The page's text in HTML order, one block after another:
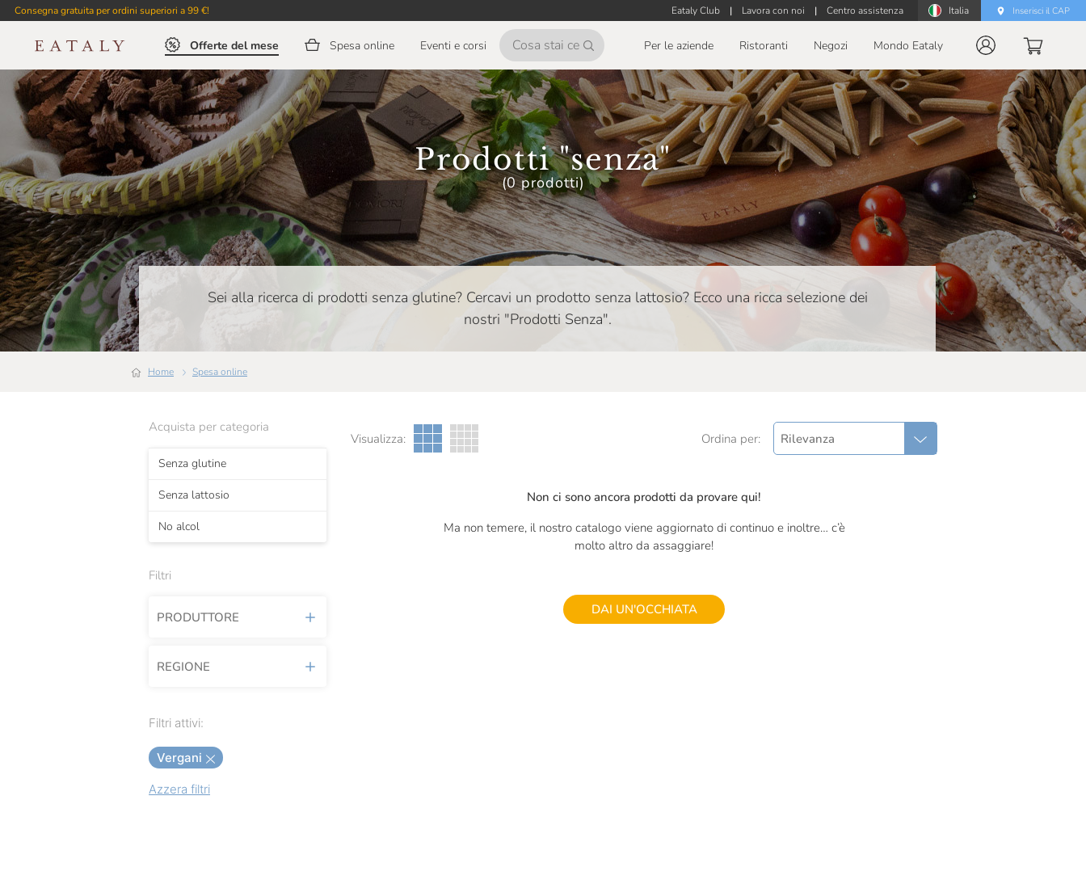
Consegna gratuita per ordini superiori a 99 €! Eataly Club | Lavora con noi | Centro assistenza Italia Inserisci il CAP
Offerte del mese Spesa online Eventi e corsi Per le aziende Ristoranti Negozi Mondo Eataly
Prodotti "senza"
(0 prodotti)
Sei alla ricerca di prodotti senza glutine? Cercavi un prodotto senza lattosio? Ecco una ricca selezione dei
nostri "Prodotti Senza".
Home Spesa online
Acquista per categoria
Senza glutine
Senza lattosio
No alcol
Filtri
PRODUTTORE
Alpiyo
Caseificio Val D’Aveto
Centrale Del Latte Di
Torino
Cereal Terra
REGIONE
Lombardia
Piemonte
Filtri attivi:
Vergani
Azzera filtri
Visualizza: Ordina per: Rilevanza
Non ci sono ancora prodotti da provare qui!
Ma non temere, il nostro catalogo viene aggiornato di continuo e inoltre… c’è
molto altro da assaggiare!
DAI UN'OCCHIATA